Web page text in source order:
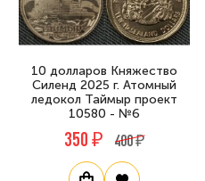
10 долларов Княжество
Силенд 2025 г. Атомный
ледокол Таймыр проект
10580 - №6
350 ₽ 400 ₽